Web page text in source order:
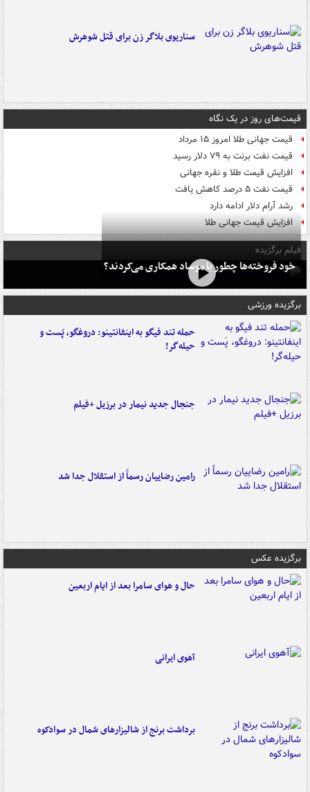
سناریوی بلاگر زن برای قتل شوهرش
قیمت‌های روز در یک نگاه
قیمت جهانی طلا امروز ۱۵ مرداد
قیمت نفت برنت به ۷۹ دلار رسید
افزایش قیمت طلا و نقره جهانی
قیمت نفت ۵ درصد کاهش یافت
رشد آرام دلار ادامه دارد
افزایش قیمت جهانی طلا
فیلم برگزیده
خود فروخته‌ها چطور با موساد همکاری می‌کردند؟
برگزیده ورزشی
حمله تند فیگو به اینفانتینو: دروغگو، پَست‌ و
حیله‌گر!
جنجال جدید نیمار در برزیل +فیلم
رامین رضاییان رسماً از استقلال جدا شد
برگزیده عکس
حال و هوای سامرا بعد از ایام اربعین
آهوی ایرانی
برداشت برنج از شالیزارهای شمال در سوادکوه